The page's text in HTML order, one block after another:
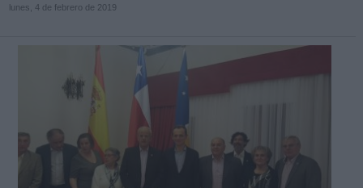
lunes, 4 de febrero de 2019